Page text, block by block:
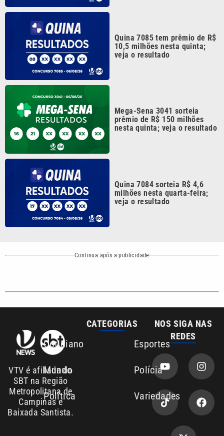
Quina 7085 tem prêmio de R$
10,5 milhões nesta quinta;
veja o resultado
Mega-Sena 3041 sorteia
prêmio de R$ 150 milhões
nesta quinta; veja o resultado
Quina 7084 sorteia R$ 4,6
milhões nesta quarta-feira;
veja o resultado
Continua após a publicidade
VTV é afiliada do
SBT na Região
Metropolitana de
Campinas e
Baixada Santista.
Esportes
Mundo Polícia
Política Variedades
REDES